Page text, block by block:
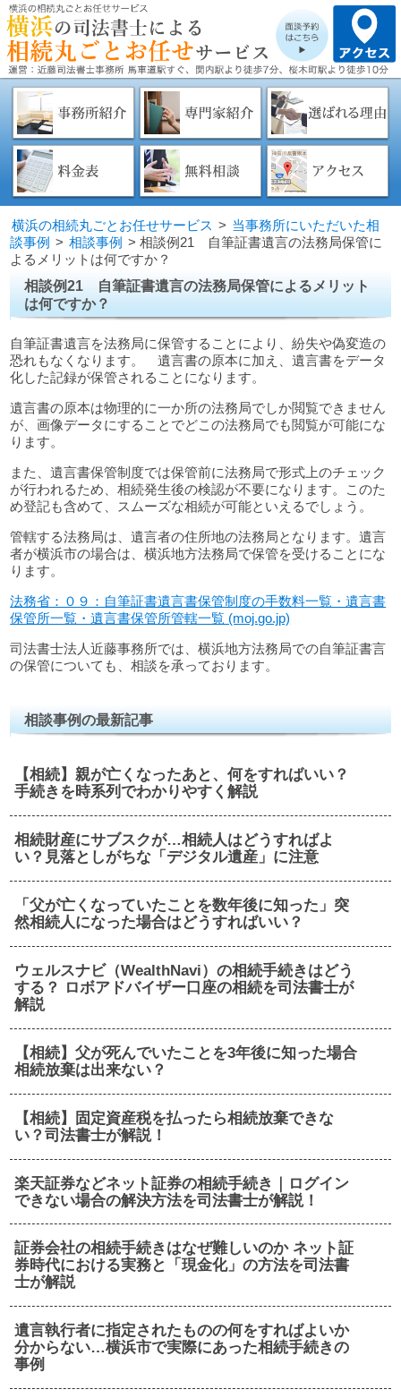
横浜の相続丸ごとお任せサービス > 当事務所にいただいた相
談事例 > 相談事例 >相談例21 自筆証書遺言の法務局保管に
よるメリットは何ですか？
相談例21 自筆証書遺言の法務局保管によるメリット
は何ですか？
自筆証書遺言を法務局に保管することにより、紛失や偽変造の
恐れもなくなります。 遺言書の原本に加え、遺言書をデータ
化した記録が保管されることになります。
遺言書の原本は物理的に一か所の法務局でしか閲覧できません
が、画像データにすることでどこの法務局でも閲覧が可能にな
ります。
また、遺言書保管制度では保管前に法務局で形式上のチェック
が行われるため、相続発生後の検認が不要になります。このた
め登記も含めて、スムーズな相続が可能といえるでしょう。
管轄する法務局は、遺言者の住所地の法務局となります。遺言
者が横浜市の場合は、横浜地方法務局で保管を受けることにな
ります。
法務省：０９：自筆証書遺言書保管制度の手数料一覧・遺言書
保管所一覧・遺言書保管所管轄一覧 (moj.go.jp)
司法書士法人近藤事務所では、横浜地方法務局での自筆証書言
の保管についても、相談を承っております。
相談事例の最新記事
【相続】親が亡くなったあと、何をすればいい？
手続きを時系列でわかりやすく解説
相続財産にサブスクが…相続人はどうすればよ
い？見落としがちな「デジタル遺産」に注意
「父が亡くなっていたことを数年後に知った」突
然相続人になった場合はどうすればいい？
ウェルスナビ（WealthNavi）の相続手続きはどう
する？ ロボアドバイザー口座の相続を司法書士が
解説
【相続】父が死んでいたことを3年後に知った場合
相続放棄は出来ない？
【相続】固定資産税を払ったら相続放棄できな
い？司法書士が解説！
楽天証券などネット証券の相続手続き｜ログイン
できない場合の解決方法を司法書士が解説！
証券会社の相続手続きはなぜ難しいのか ネット証
券時代における実務と「現金化」の方法を司法書
士が解説
遺言執行者に指定されたものの何をすればよいか
分からない…横浜市で実際にあった相続手続きの
事例